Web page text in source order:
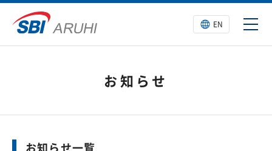
EN
お知らせ
お知らせ一覧